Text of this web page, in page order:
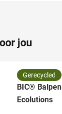
van uw gebruik
jou
Gerecycled
BIC®
Ecolutions